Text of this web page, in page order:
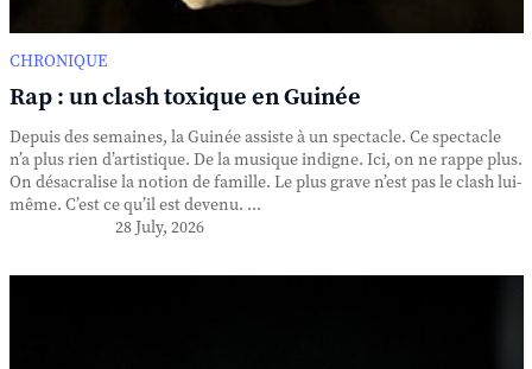
CHRONIQUE
Rap : un clash toxique en Guinée
Depuis des semaines, la Guinée assiste à un spectacle. Ce spectacle
n’a plus rien d’artistique. De la musique indigne. Ici, on ne rappe plus.
On désacralise la notion de famille. Le plus grave n’est pas le clash lui-
même. C’est ce qu’il est devenu. ...
28 July, 2026